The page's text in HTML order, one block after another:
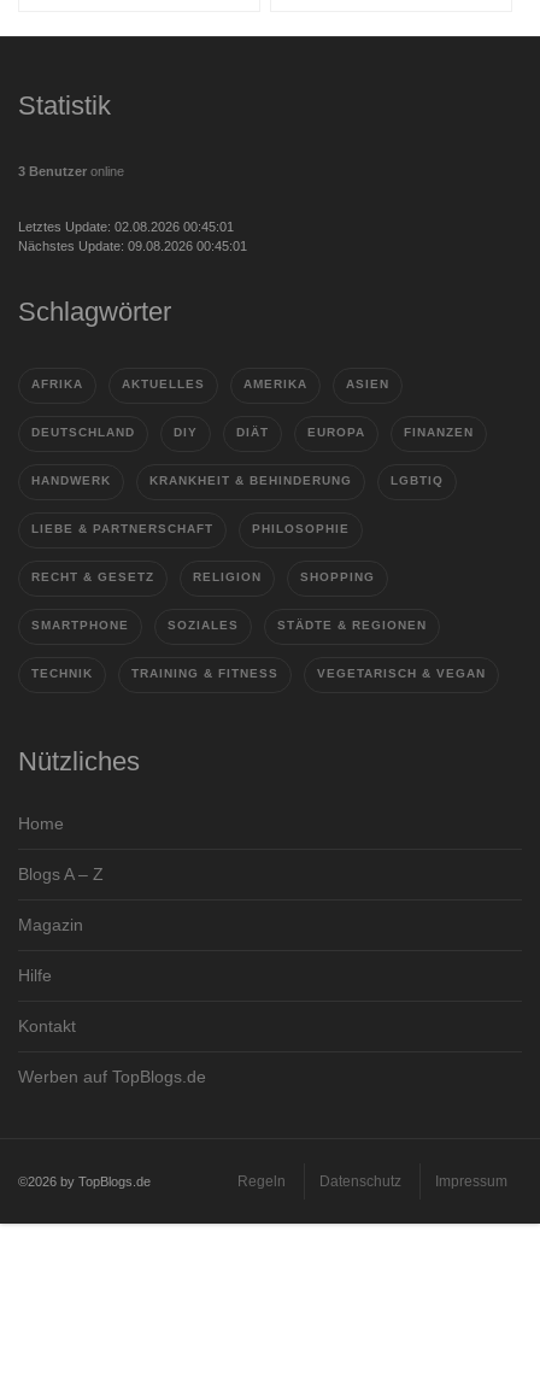
Statistik
3 Benutzer online
Letztes Update: 02.08.2026 00:45:01
Nächstes Update: 09.08.2026 00:45:01
Schlagwörter
AFRIKA AKTUELLES AMERIKA ASIEN
DEUTSCHLAND DIY DIÄT EUROPA FINANZEN
HANDWERK KRANKHEIT & BEHINDERUNG LGBTIQ
LIEBE & PARTNERSCHAFT PHILOSOPHIE
RECHT & GESETZ RELIGION SHOPPING
SMARTPHONE SOZIALES STÄDTE & REGIONEN
TECHNIK TRAINING & FITNESS VEGETARISCH & VEGAN
Nützliches
Home
Blogs A – Z
Magazin
Hilfe
Kontakt
Werben auf TopBlogs.de
©2026 by TopBlogs.de Regeln Datenschutz Impressum